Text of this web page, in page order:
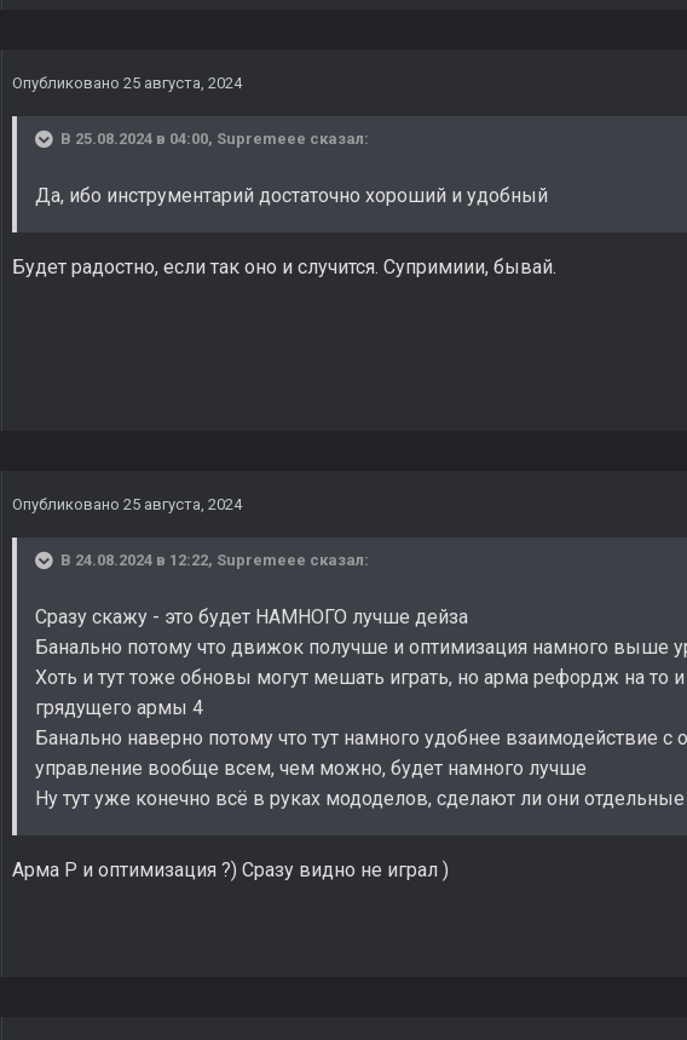
Опубликовано 25 августа, 2024
В 25.08.2024 в 04:00, Supremeee сказал:
Да, ибо инструментарий достаточно хороший и удобный
Будет радостно, если так оно и случится. Супримиии, бывай.
Опубликовано 25 августа, 2024
В 24.08.2024 в 12:22, Supremeee сказал:
Сразу скажу - это будет НАМНОГО лучше дейза
Банально потому что движок получше и оптимизация намного выше
Хоть и тут тоже обновы могут мешать играть, но арма рефордж на то
грядущего армы 4
Банально наверно потому что тут намного удобнее взаимодействие
управление вообще всем, чем можно, будет намного лучше
Ну тут уже конечно всё в руках мододелов, сделают ли они
Арма Р и оптимизация ?) Сразу видно не играл )